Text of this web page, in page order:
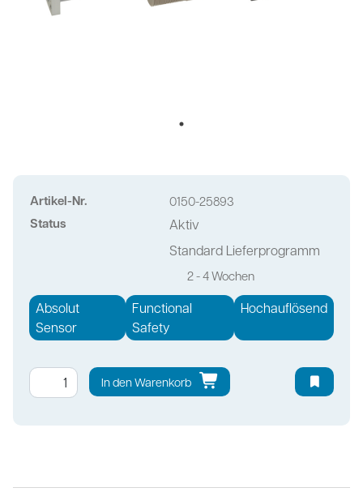
Artikel-Nr. 0150-25893
Status
Aktiv
Standard Lieferprogramm
2 - 4 Wochen
Absolut
Sensor
Functional
Safety
Hochauflösend
In den Warenkorb